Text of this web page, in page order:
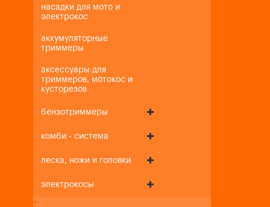
насадки для мото и
электрокос
аккумуляторные
триммеры
аксессуары для
триммеров, мотокос и
кусторезов
бензотриммеры
комби - система
леска, ножи и головки
электрокосы
+-